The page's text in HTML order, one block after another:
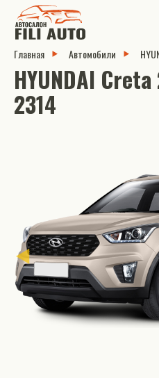
Главная Автомобили
HYUNDAI
2314